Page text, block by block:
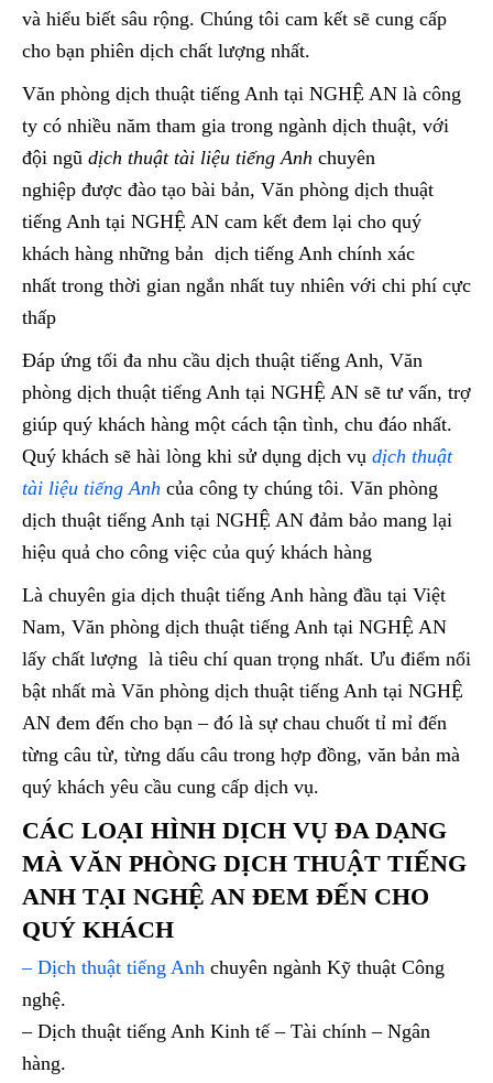
và hiểu biết sâu rộng. Chúng tôi cam kết sẽ cung cấp
cho bạn phiên dịch chất lượng nhất.
Văn phòng dịch thuật tiếng Anh tại NGHỆ AN là công
ty có nhiều năm tham gia trong ngành dịch thuật, với
đội ngũ dịch thuật tài liệu tiếng Anh chuyên
nghiệp được đào tạo bài bản, Văn phòng dịch thuật
tiếng Anh tại NGHỆ AN cam kết đem lại cho quý
khách hàng những bản dịch tiếng Anh chính xác
nhất trong thời gian ngắn nhất tuy nhiên với chi phí cực
thấp
Đáp ứng tối đa nhu cầu dịch thuật tiếng Anh, Văn
phòng dịch thuật tiếng Anh tại NGHỆ AN sẽ tư vấn, trợ
giúp quý khách hàng một cách tận tình, chu đáo nhất.
Quý khách sẽ hài lòng khi sử dụng dịch vụ dịch thuật
tài liệu tiếng Anh của công ty chúng tôi. Văn phòng
dịch thuật tiếng Anh tại NGHỆ AN đảm bảo mang lại
hiệu quả cho công việc của quý khách hàng
Là chuyên gia dịch thuật tiếng Anh hàng đầu tại Việt
Nam, Văn phòng dịch thuật tiếng Anh tại NGHỆ AN
lấy chất lượng là tiêu chí quan trọng nhất. Ưu điểm nổi
bật nhất mà Văn phòng dịch thuật tiếng Anh tại NGHỆ
AN đem đến cho bạn – đó là sự chau chuốt tỉ mỉ đến
từng câu từ, từng dấu câu trong hợp đồng, văn bản mà
quý khách yêu cầu cung cấp dịch vụ.
CÁC LOẠI HÌNH DỊCH VỤ ĐA DẠNG
MÀ VĂN PHÒNG DỊCH THUẬT TIẾNG
ANH TẠI NGHỆ AN ĐEM ĐẾN CHO
QUÝ KHÁCH
– Dịch thuật tiếng Anh chuyên ngành Kỹ thuật Công
nghệ.
– Dịch thuật tiếng Anh Kinh tế – Tài chính – Ngân
hàng.